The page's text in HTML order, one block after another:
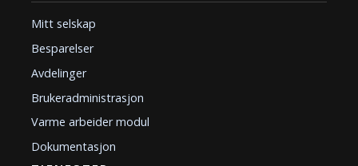
Mitt selskap
Besparelser
Avdelinger
Brukeradministrasjon
Varme arbeider modul
Dokumentasjon